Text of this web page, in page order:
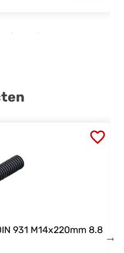
931 M14x220mm 8.8